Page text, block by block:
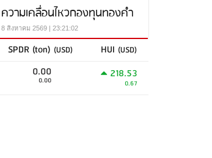
ความเคลื่อนไหวกองทุนทองคำ
8 สิงหาคม 2569 | 23:21:02
SPDR (ton) (USD) HUI (USD)
0.00
0.00 218.53
0.67